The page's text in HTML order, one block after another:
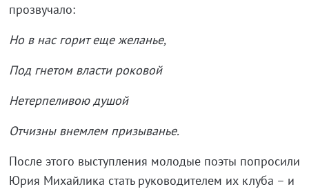
прозвучало:
Но в нас горит еще желанье,
Под гнетом власти роковой
Нетерпеливою душой
Отчизны внемлем призыванье.
После этого выступления молодые поэты попросили
Юрия Михайлика стать руководителем их клуба – и